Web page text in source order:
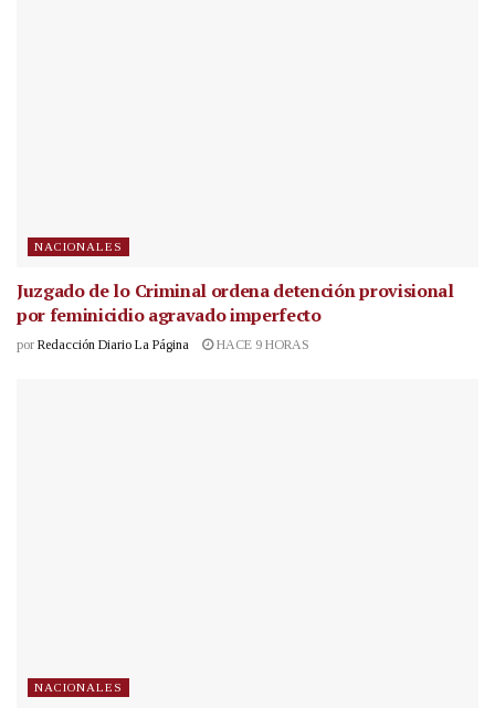
NACIONALES
Juzgado de lo Criminal ordena detención provisional
por feminicidio agravado imperfecto
por Redacción Diario La Página HACE 9 HORAS
NACIONALES